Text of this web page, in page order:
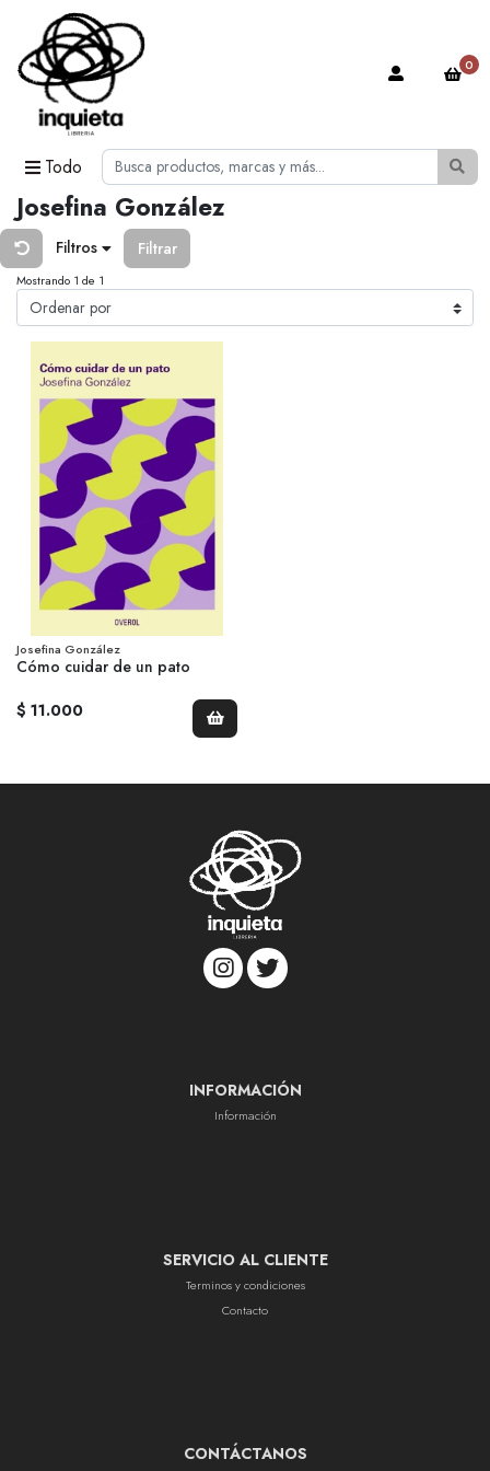
Todo
0
Josefina González
Filtros Filtrar
Mostrando 1 de 1
Josefina González
Cómo cuidar de un pato
$ 11.000
INFORMACIÓN
Información
SERVICIO AL CLIENTE
Terminos y condiciones
Contacto
CONTÁCTANOS